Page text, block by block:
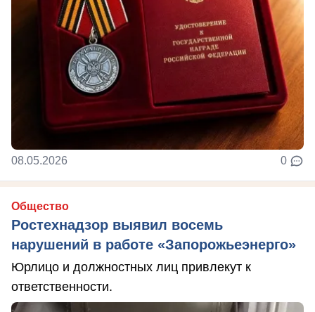
08.05.2026 0
Общество
Ростехнадзор выявил восемь
нарушений в работе «Запорожьеэнерго»
Юрлицо и должностных лиц привлекут к
ответственности.